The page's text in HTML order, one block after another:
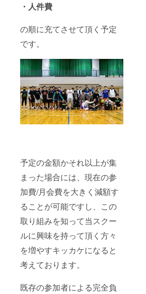
・人件費
の順に充てさせて頂く予定
です。
予定の金額かそれ以上が集
まった場合には、現在の参
加費/月会費を大きく減額す
ることが可能ですし、この
取り組みを知って当スクー
ルに興味を持って頂く方々
を増やすキッカケになると
考えております。
既存の参加者による完全負